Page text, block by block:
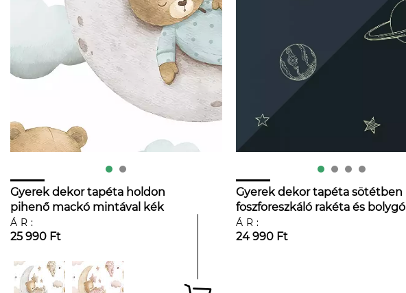
Gyerek dekor tapéta holdon
pihenő mackó mintával kék
színben
ÁR:
25 990 Ft
Gyerek dekor tapéta sötétben
foszforeszkáló rakéta és bolygó
mintás sötétkék színben
ÁR:
24 990 Ft